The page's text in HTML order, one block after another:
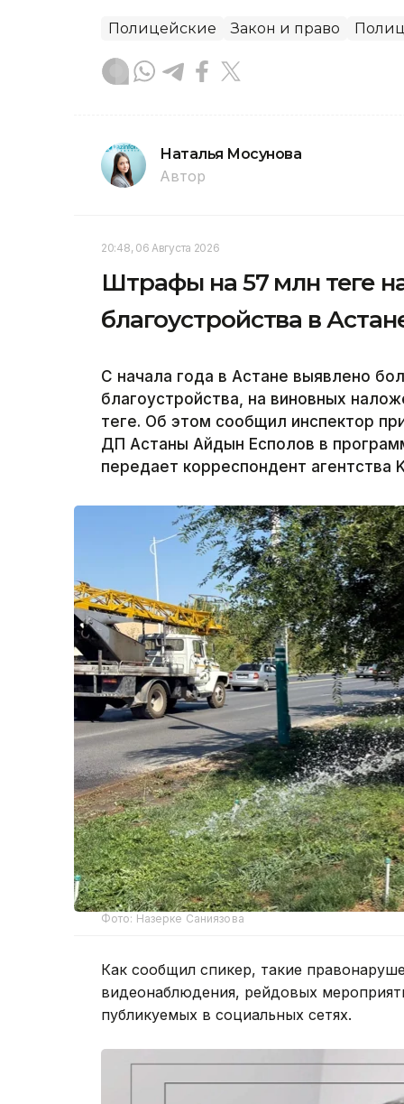
Полицейские Закон и право
Наталья Мосунова
Автор
20:48, 06 Августа 2026
Штрафы на 57 млн теңге
благоустройства в
С начала года в Астане выявлено
благоустройства, на виновных
теңге. Об этом сообщил инспектор
ДП Астаны Айдын Есполов в
передает корреспондент агентства
Фото: Назерке Саниязова
Как сообщил спикер, такие
видеонаблюдения, рейдовых
публикуемых в социальных сетях.